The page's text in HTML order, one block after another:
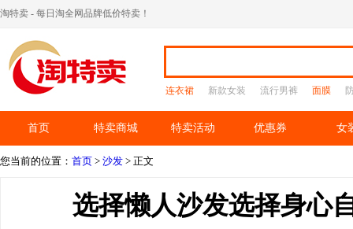
淘特卖 - 每日淘全网品牌低价特卖！
连衣裙 新款女装 流行男裤 面膜
首页 特卖商城 特卖活动 优惠券 女
您当前的位置： 首页 > 沙发 > 正文
选择懒人沙发选择身心